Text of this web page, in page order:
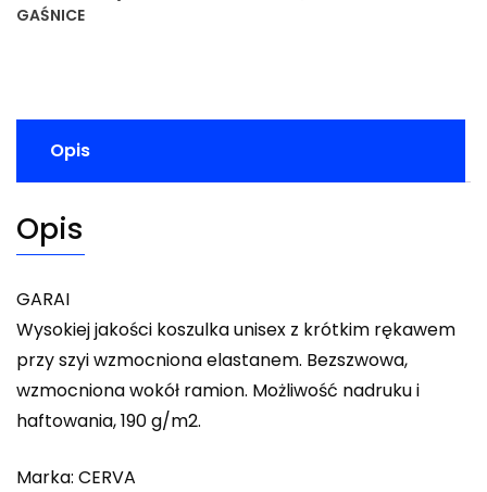
GAŚNICE
Opis
Opis
GARAI
Wysokiej jakości koszulka unisex z krótkim rękawem
przy szyi wzmocniona elastanem. Bezszwowa,
wzmocniona wokół ramion. Możliwość nadruku i
haftowania, 190 g/m2.
Marka: CERVA